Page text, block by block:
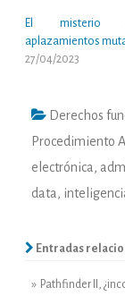
El misterio
aplazamientos
27/04/2023
Derechos
Procedimiento
electrónica,
data,
Entradas
» Pathfinder II,